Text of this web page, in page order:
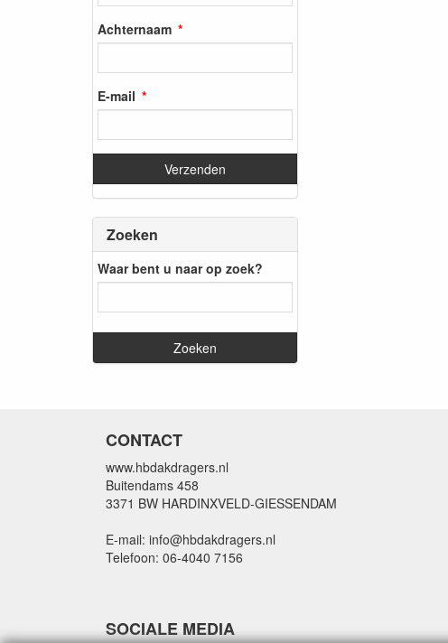
Achternaam
E-mail
Zoeken
Waar bent u naar op zoek?
CONTACT
www.hbdakdragers.nl
Buitendams 458
3371 BW HARDINXVELD-GIESSENDAM
E-mail: info@hbdakdragers.nl
Telefoon: 06-4040 7156
SOCIALE MEDIA